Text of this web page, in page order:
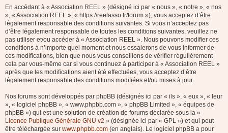
En accédant à « Association REEL » (désigné ici par « nous », « notre », « nos
», « Association REEL », « https://reelasso.fr/forum »), vous acceptez d’être
légalement responsable des conditions suivantes. Si vous n’acceptez pas
d’être légalement responsable de toutes les conditions suivantes, veuillez ne
pas utiliser et/ou accéder à « Association REEL ». Nous pouvons modifier ces
conditions à n’importe quel moment et nous essaierons de vous informer de
ces modifications, bien que nous vous conseillons de vérifier régulièrement
cela par vous-même car si vous continuez à participer à « Association REEL »
après que les modifications aient été effectuées, vous acceptez d’être
légalement responsable des conditions modifiées et/ou mises à jour.
Nos forums sont développés par phpBB (désignés ici par « ils », « eux », « leur
», « logiciel phpBB », « www.phpbb.com », « phpBB Limited », « équipes de
phpBB ») qui est une solution de création de forums déclarée sous la «
Licence Publique Générale GNU v2 » (désignée ici par « GPL ») et qui peut
être téléchargée sur www.phpbb.com (en anglais). Le logiciel phpBB a pour